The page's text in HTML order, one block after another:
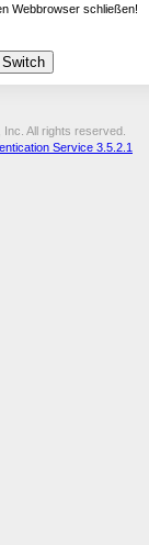
Webbrowser schließen!
All rights reserved.
Service 3.5.2.1